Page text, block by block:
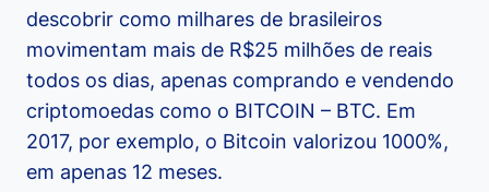
descobrir como milhares de brasileiros
movimentam mais de R$25 milhões de reais
todos os dias, apenas comprando e vendendo
criptomoedas como o BITCOIN – BTC. Em
2017, por exemplo, o Bitcoin valorizou 1000%,
em apenas 12 meses.